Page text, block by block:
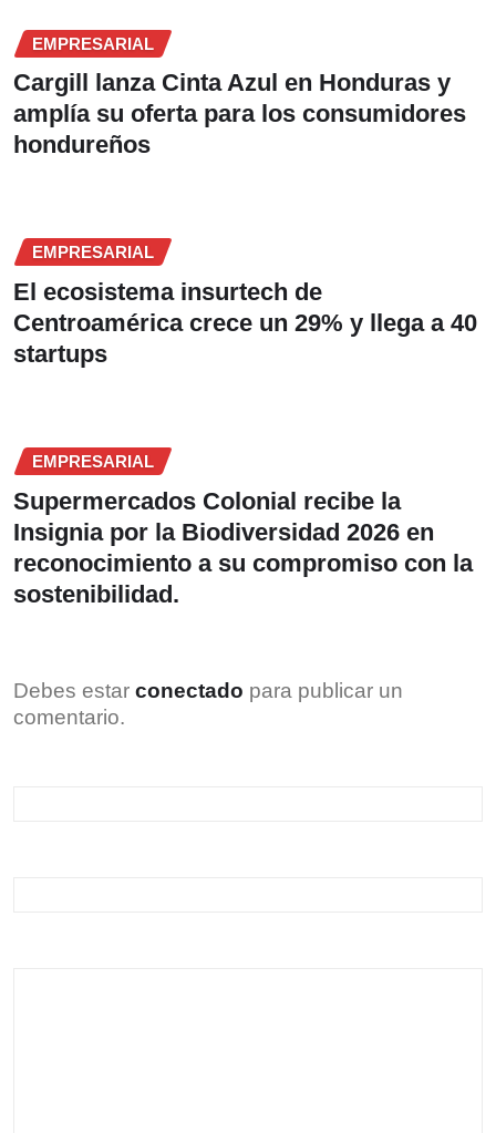
EMPRESARIAL
Cargill lanza Cinta Azul en Honduras y
amplía su oferta para los consumidores
hondureños
EMPRESARIAL
El ecosistema insurtech de
Centroamérica crece un 29% y llega a 40
startups
EMPRESARIAL
Supermercados Colonial recibe la
Insignia por la Biodiversidad 2026 en
reconocimiento a su compromiso con la
sostenibilidad.
Debes estar conectado para publicar un
comentario.